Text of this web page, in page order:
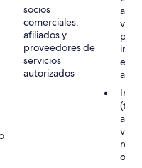
socios
comerciales,
afiliados y
proveedores de
servicios
autorizados
el
o